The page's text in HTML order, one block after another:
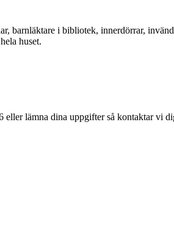
eller lämna dina uppgifter så kontaktar vi
barnläktare i bibliotek, innerdörrar,
huset.